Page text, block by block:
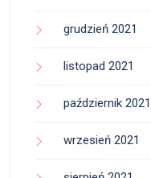
grudzień 2021
listopad 2021
październik 2021
wrzesień 2021